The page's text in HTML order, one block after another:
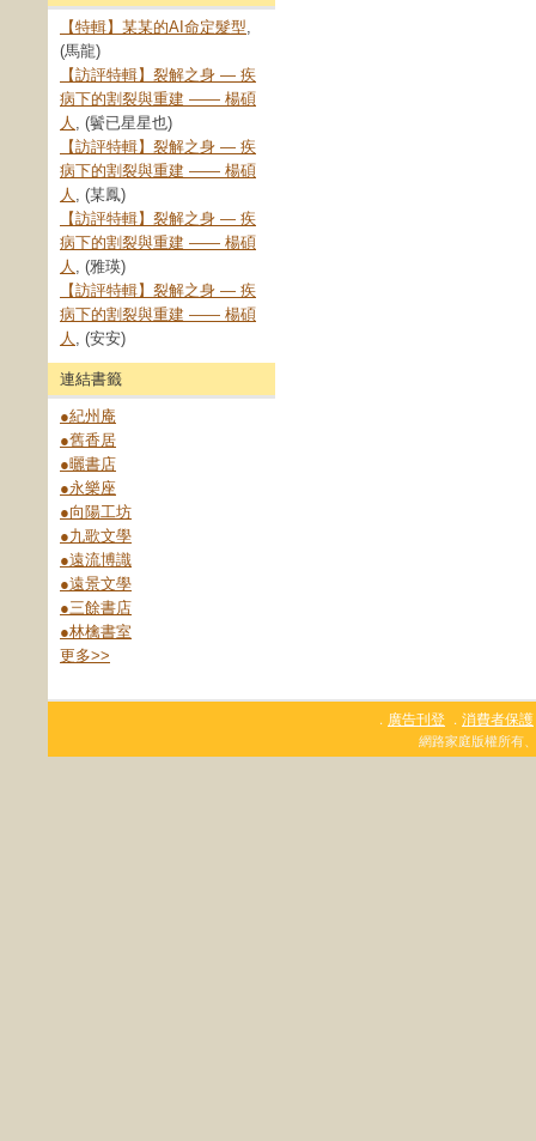
【特輯】某某的AI命定髮型,
(馬龍)
【訪評特輯】裂解之⾝ — 疾
病下的割裂與重建 —— 楊碩
人 , (鬢已星星也)
【訪評特輯】裂解之⾝ — 疾
病下的割裂與重建 —— 楊碩
人 , (某鳳)
【訪評特輯】裂解之⾝ — 疾
病下的割裂與重建 —— 楊碩
人 , (雅瑛)
【訪評特輯】裂解之⾝ — 疾
病下的割裂與重建 —— 楊碩
人 , (安安)
連結書籤
●紀州庵
●舊香居
●曬書店
●永樂座
●向陽工坊
●九歌文學
●遠流博識
●遠景文學
●三餘書店
●林檎書室
更多>>
． 廣告刊登 ． 消費者保護
網路家庭版權所有